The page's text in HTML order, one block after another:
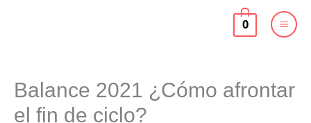
0
Balance 2021 ¿Cómo afrontar
el fin de ciclo?